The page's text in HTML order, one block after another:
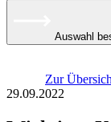
Auswahl
Zur
29.09.2022